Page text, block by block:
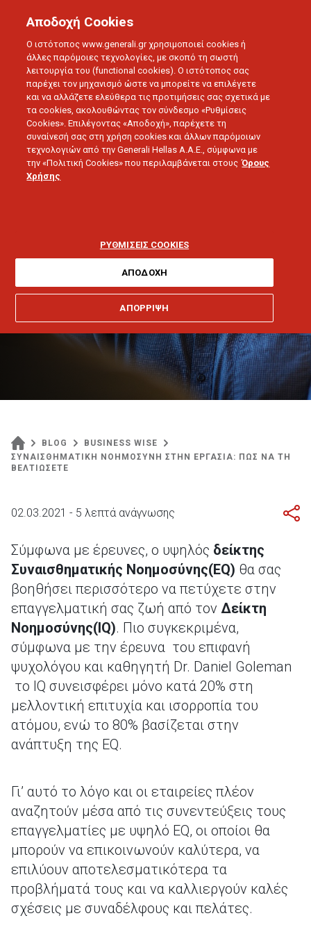
BUSINESS WISE
Συναισθηματική
εργασία: Πώς να τη
βελτιώσετε
BLOG
BUSINESS WISE
ΣΥΝΑΙΣΘΗΜΑΤΙΚΗ ΝΟΗΜΟΣΥΝΗ ΣΤΗΝ ΕΡΓΑΣΙΑ: ΠΩΣ ΝΑ ΤΗ
ΒΕΛΤΙΩΣΕΤΕ
02.03.2021 - 5 λεπτά ανάγνωσης
Σύμφωνα με έρευνες, ο υψηλός δείκτης
Συναισθηματικής Νοημοσύνης(EQ) θα σας
βοηθήσει περισσότερο να πετύχετε στην
επαγγελματική σας ζωή από τον Δείκτη
Νοημοσύνης(IQ). Πιο συγκεκριμένα,
σύμφωνα με την έρευνα του επιφανή
ψυχολόγου και καθηγητή Dr. Daniel Goleman
το IQ συνεισφέρει μόνο κατά 20% στη
μελλοντική επιτυχία και ισορροπία του
ατόμου, ενώ το 80% βασίζεται στην
ανάπτυξη της EQ.
Γι’ αυτό το λόγο και οι εταιρείες πλέον
αναζητούν μέσα από τις συνεντεύξεις τους
επαγγελματίες με υψηλό EQ, οι οποίοι θα
μπορούν να επικοινωνούν καλύτερα, να
επιλύουν αποτελεσματικότερα τα
προβλήματά τους και να καλλιεργούν καλές
σχέσεις με συναδέλφους και πελάτες.
Αποδοχή Cookies
Ο ιστότοπος www.generali.gr χρησιμοποιεί cookies ή
άλλες παρόμοιες τεχνολογίες, με σκοπό τη σωστή
λειτουργία του (functional cookies). Ο ιστότοπος σας
παρέχει τον μηχανισμό ώστε να μπορείτε να επιλέγετε
και να αλλάζετε ελεύθερα τις προτιμήσεις σας σχετικά με
τα cookies, ακολουθώντας τον σύνδεσμο «Ρυθμίσεις
Cookies». Επιλέγοντας «Αποδοχή», παρέχετε τη
συναίνεσή σας στη χρήση cookies και άλλων παρόμοιων
τεχνολογιών από την Generali Hellas A.A.E., σύμφωνα με
την «Πολιτική Cookies» που περιλαμβάνεται στους Όρους
Χρήσης
ΡΥΘΜΙΣΕΙΣ COOKIES
ΑΠΟΡΡΙΨΗ
ΑΠΟΔΟΧΗ